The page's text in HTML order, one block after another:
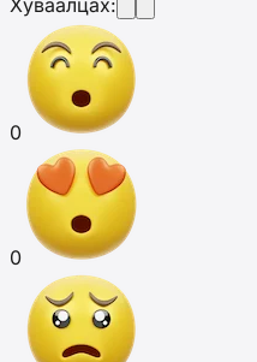
0
0